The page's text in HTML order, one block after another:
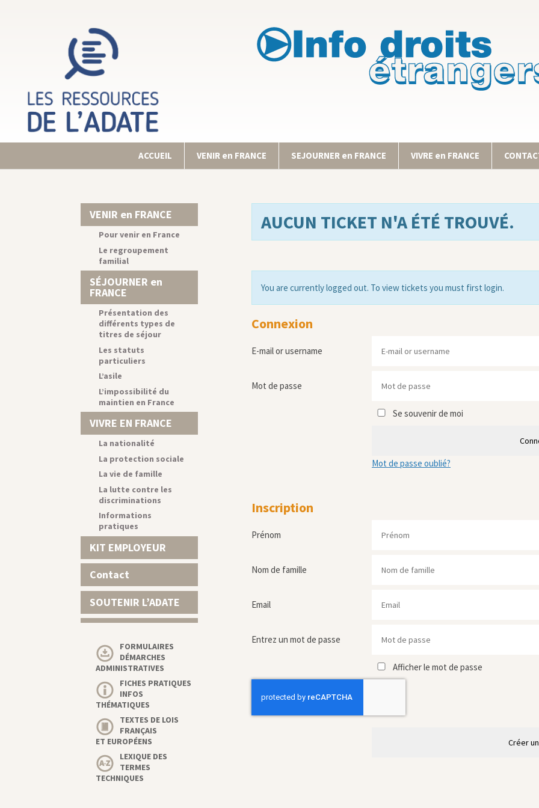
ACCUEIL VENIR en FRANCE SEJOURNER en FRANCE VIVRE en FRANCE
AUCUN TICKET N'A ÉTÉ TROUVÉ.
You are currently logged out. To view tickets you must first login.
Connexion
E-mail or username
Mot de passe
Se souvenir de moi
Mot de passe oublié?
Inscription
Prénom
Nom de famille
Email
Entrez un mot de passe
Afficher le mot de passe
Créer
VENIR en FRANCE
Pour venir en France
Le regroupement
familial
SÉJOURNER en
FRANCE
Présentation des
différents types de
titres de séjour
Les statuts
particuliers
L’asile
L’impossibilité du
maintien en France
VIVRE EN FRANCE
La nationalité
La protection sociale
La vie de famille
La lutte contre les
discriminations
Informations
pratiques
KIT EMPLOYEUR
Contact
SOUTENIR L’ADATE
FORMULAIRES
DÉMARCHES
ADMINISTRATIVES
FICHES PRATIQUES
INFOS
THÉMATIQUES
TEXTES DE LOIS
FRANÇAIS
ET EUROPÉENS
LEXIQUE DES
TERMES
TECHNIQUES